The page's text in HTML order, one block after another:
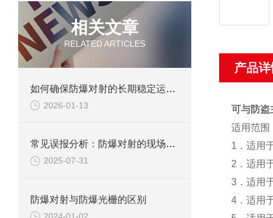
相关文章
RELATED ARTICLES
如何确保防爆对射的长期稳定运行？
2026-01-13
常见误报分析：防爆对射的现场调试避坑指南
2025-07-31
防爆对射与防爆光栅的区别
2024-01-02
产品详
可与防盗
适用范围
1．适用
2．适用
3．适用
4．适用